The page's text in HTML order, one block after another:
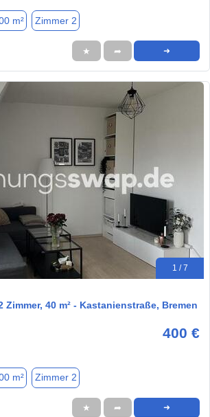
m² Zimmer 2
★ ➦ ➜
1 / 7
40 m² - Kastanienstraße, Bremen
400 €
m² Zimmer 2
★ ➦ ➜